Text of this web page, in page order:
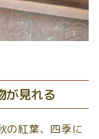
が見れる
の紅葉、四季に